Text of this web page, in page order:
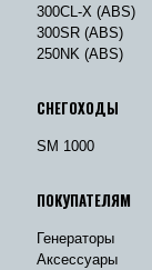
300CL-X (ABS)
300SR (ABS)
250NK (ABS)
СНЕГОХОДЫ
SM 1000
ПОКУПАТЕЛЯМ
Генераторы
Аксессуары